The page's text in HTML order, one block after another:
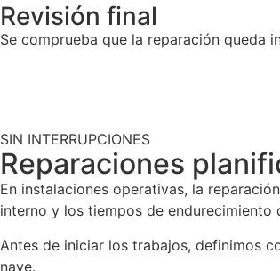
Revisión final
Se comprueba que la reparación queda
SIN INTERRUPCIONES
Reparaciones
En instalaciones operativas, la
interno y los tiempos de
Antes de iniciar los trabajos, definimos
nave.